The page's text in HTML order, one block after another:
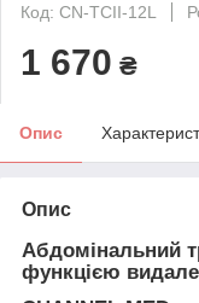
Код: CN-TCII-12L
1 670 ₴
Опис
Опис
Абдомінальний
функцією